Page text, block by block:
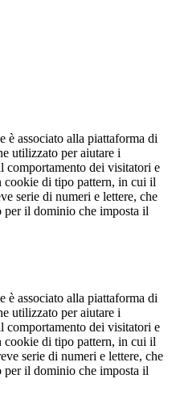
è associato alla piattaforma di
utilizzato per aiutare i
comportamento dei visitatori e
cookie di tipo pattern, in cui il
serie di numeri e lettere, che
il dominio che imposta il
è associato alla piattaforma di
utilizzato per aiutare i
comportamento dei visitatori e
cookie di tipo pattern, in cui il
serie di numeri e lettere, che
il dominio che imposta il